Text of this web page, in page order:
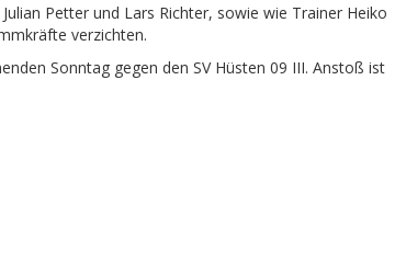
Petter und Lars Richter, sowie wie Trainer Heiko
verzichten.
Sonntag gegen den SV Hüsten 09 III. Anstoß ist